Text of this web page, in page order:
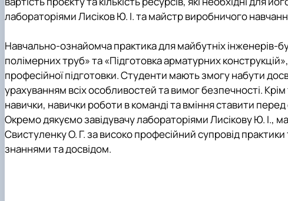
лабораторіямиЛисіков Ю. І.та майстр виробничого
Навчально-ознайомча практика для майбутніх інженерів-
полімерних труб»та«Підготовка арматурних
професійної підготовки. Студенти мають змогу набути
урахуванням всіх особливостей та вимог безпечності.
навички, навички роботи в команді та вміння ставити перед
Окремо дякуємо завідувачу лабораторіями Лисікову Ю.
Свистуленку О. Г. за високо професійний супровід
знаннями та досвідом.